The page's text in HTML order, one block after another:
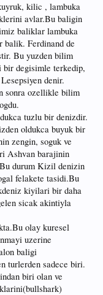
kilic , lambuka
avlar.Bu baligin
baliklar lambuka
balik. Ferdinand de
Bu yuzden bilim
bir degisimle terkedip,
denir.
sonra ozellikle bilim
tuzlu bir denizdir.
oldukca buyuk bir
zengin, soguk ve
Ashvan barajinin
durum Kizil denizin
felakete tasidi.Bu
kiyilari bir daha
sicak akintiyla
olay kuresel
uzerine
baligi
turlerden sadece biri.
biri olan ve